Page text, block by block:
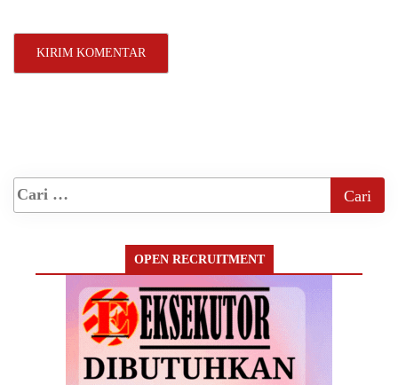
OPEN RECRUITMENT